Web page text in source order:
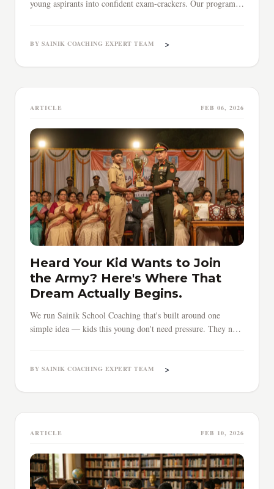
young aspirants into confident exam-crackers. Our programs
BY SAINIK COACHING EXPERT TEAM >
ARTICLE FEB 06, 2026
Heard Your Kid Wants to Join
the Army? Here's Where That
Dream Actually Begins.
We run Sainik School Coaching that's built around one
simple idea — kids this young don't need pressure. They need
BY SAINIK COACHING EXPERT TEAM >
ARTICLE FEB 10, 2026